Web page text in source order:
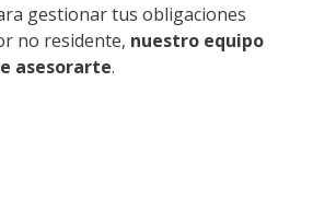
gestionar tus obligaciones
no residente, nuestro equipo
asesorarte.